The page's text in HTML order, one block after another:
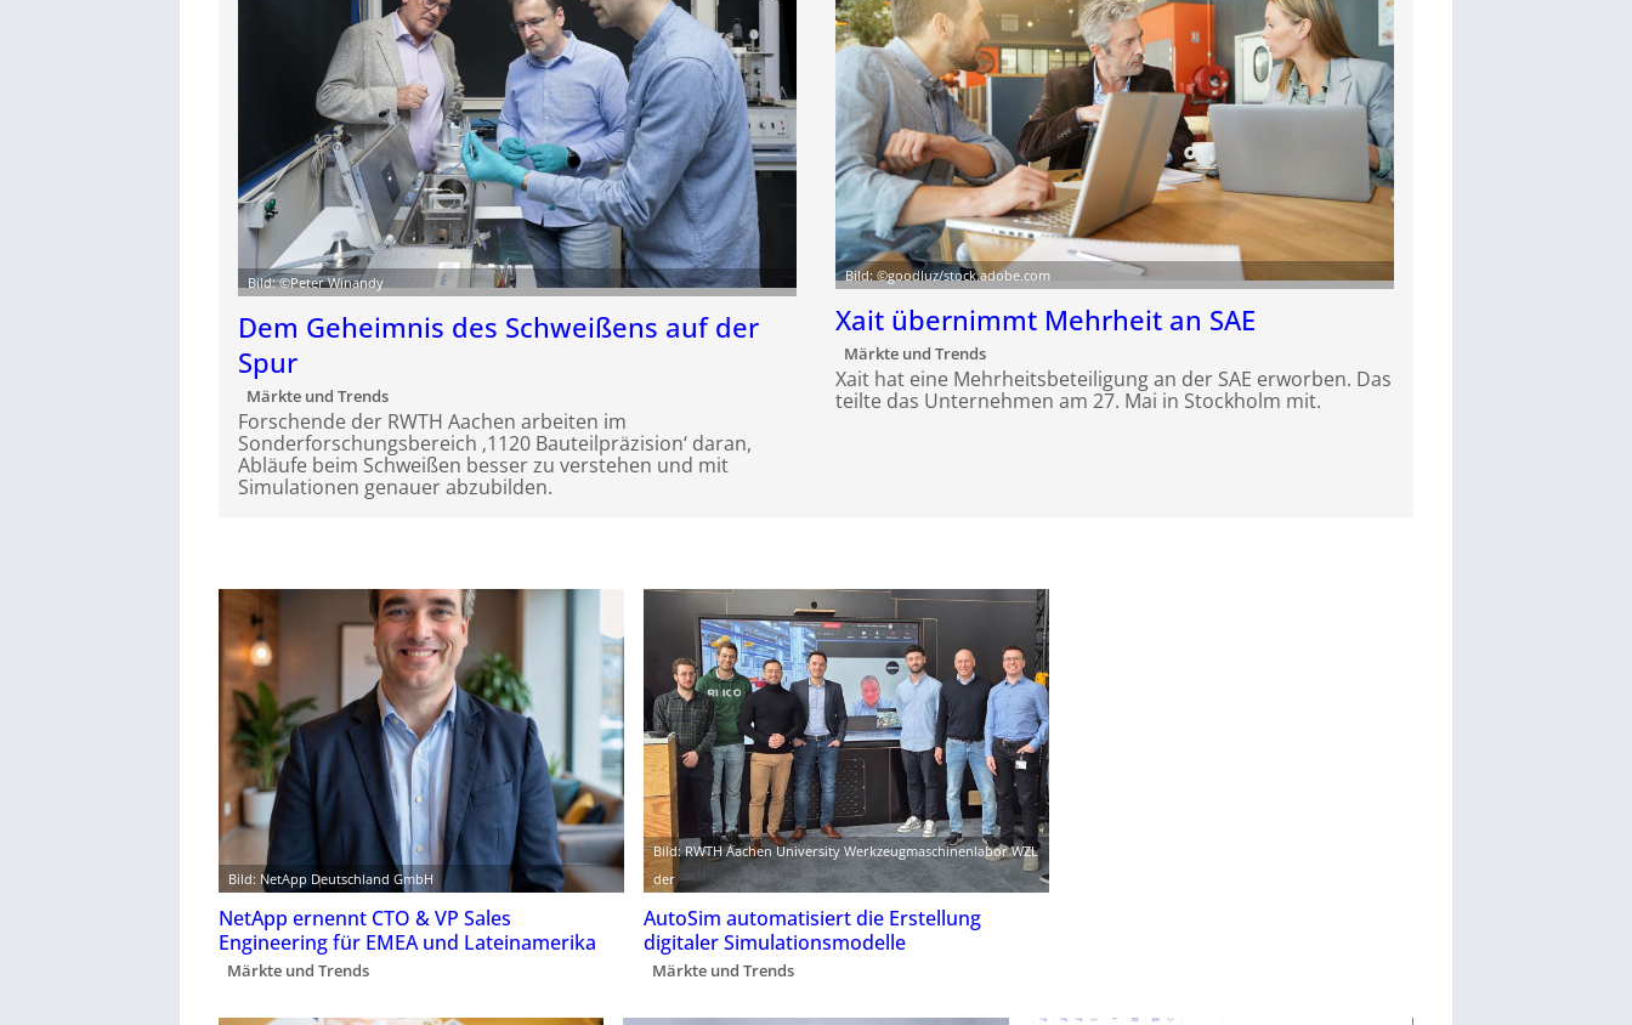
Bild: ©Peter Winandy
Dem Geheimnis des Schweißens auf der
Spur
Märkte und Trends
Forschende der RWTH Aachen arbeiten im
Sonderforschungsbereich ‚1120 Bauteilpräzision‘ daran,
Abläufe beim Schweißen besser zu verstehen und mit
Simulationen genauer abzubilden.
Bild: ©goodluz/stock.adobe.com
Xait übernimmt Mehrheit an SAE
Märkte und Trends
Xait hat eine Mehrheitsbeteiligung an der SAE erworben. Das
teilte das Unternehmen am 27. Mai in Stockholm mit.
Bild: NetApp Deutschland GmbH
NetApp ernennt CTO & VP Sales
Engineering für EMEA und Lateinamerika
Märkte und Trends
Bild: RWTH Aachen University Werkzeugmaschinenlabor WZL
der
AutoSim automatisiert die Erstellung
digitaler Simulationsmodelle
Märkte und Trends